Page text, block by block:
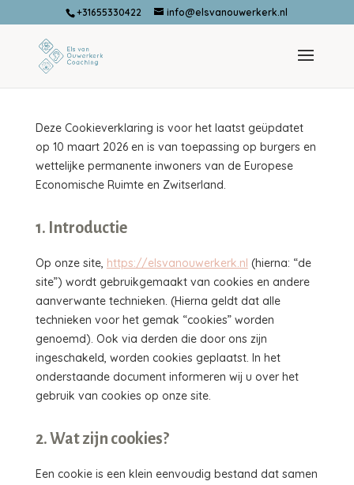
+31655330422 info@elsvanouwerkerk.nl
Deze Cookieverklaring is voor het laatst geüpdatet
op 10 maart 2026 en is van toepassing op burgers en
wettelijke permanente inwoners van de Europese
Economische Ruimte en Zwitserland.
1. Introductie
Op onze site, https://elsvanouwerkerk.nl (hierna: “de
site”) wordt gebruikgemaakt van cookies en andere
aanverwante technieken. (Hierna geldt dat alle
technieken voor het gemak “cookies” worden
genoemd). Ook via derden die door ons zijn
ingeschakeld, worden cookies geplaatst. In het
onderstaande document informeren wij u over het
gebruik van cookies op onze site.
2. Wat zijn cookies?
Een cookie is een klein eenvoudig bestand dat samen